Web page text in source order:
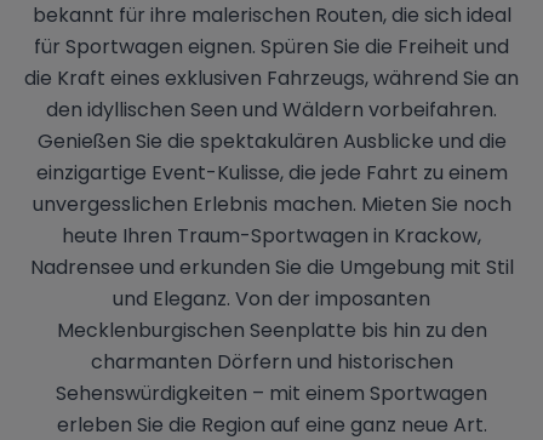
bekannt für ihre malerischen Routen, die sich ideal
für Sportwagen eignen. Spüren Sie die Freiheit und
die Kraft eines exklusiven Fahrzeugs, während Sie an
den idyllischen Seen und Wäldern vorbeifahren.
Genießen Sie die spektakulären Ausblicke und die
einzigartige Event-Kulisse, die jede Fahrt zu einem
unvergesslichen Erlebnis machen. Mieten Sie noch
heute Ihren Traum-Sportwagen in Krackow,
Nadrensee und erkunden Sie die Umgebung mit Stil
und Eleganz. Von der imposanten
Mecklenburgischen Seenplatte bis hin zu den
charmanten Dörfern und historischen
Sehenswürdigkeiten – mit einem Sportwagen
erleben Sie die Region auf eine ganz neue Art.